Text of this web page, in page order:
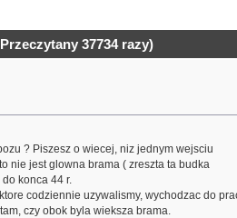
37734 razy)
? Piszesz o wiecej, niz jednym wejsciu
nie jest glowna brama ( zreszta ta budka
konca 44 r.
codziennie uzywalismy, wychodzac do
czy obok byla wieksza brama.